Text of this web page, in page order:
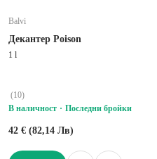
Balvi
Декантер Poison
1 l
(10)
В наличност
Последни бройки
42 € (82,14 Лв)